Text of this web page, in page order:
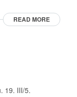
READ MORE
19. III/5.